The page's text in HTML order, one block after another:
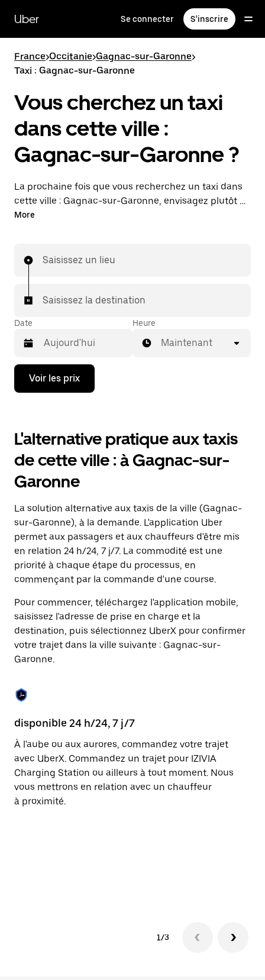
contenu
principal
Uber Se connecter S'inscrire
France>Occitanie>Gagnac-sur-Garonne>
Taxi : Gagnac-sur-Garonne
Vous cherchez un taxi
dans cette ville :
Gagnac-sur-Garonne ?
La prochaine fois que vous recherchez un taxi dans
cette ville : Gagnac-sur-Garonne, envisagez plutôt de
commander un trajet avec UberX. Déplacez-vous
l'application Uber, consultez l'estimation tarifaire,
More
Saisissez un lieu
Saisissez la destination
Date
Appuyez
la
bas
pour
ouvrir
le
calendrier
et
une
date.
Appuyez
sur
la
touche
Échap
pour
le
calendrier.
Heure
Maintenant
Voir les prix
L'alternative pratique aux taxis
de cette ville : à Gagnac-sur-
Garonne
La solution alternative aux taxis de la ville (Gagnac-
sur-Garonne), à la demande. L'application Uber
permet aux passagers et aux chauffeurs d'être mis
en relation 24 h/24, 7 j/7. La commodité est une
priorité à chaque étape du processus, en
commençant par la commande d'une course.
Pour commencer, téléchargez l'application mobile,
saisissez l'adresse de prise en charge et la
destination, puis sélectionnez UberX pour confirmer
votre trajet dans la ville suivante : Gagnac-sur-
Garonne.
disponible 24 h/24, 7 j/7
À l'aube ou aux aurores, commandez votre trajet
avec UberX. Commandez un trajet pour IZIVIA
Charging Station ou ailleurs à tout moment. Nous
vous mettrons en relation avec un chauffeur
à proximité.
1/3